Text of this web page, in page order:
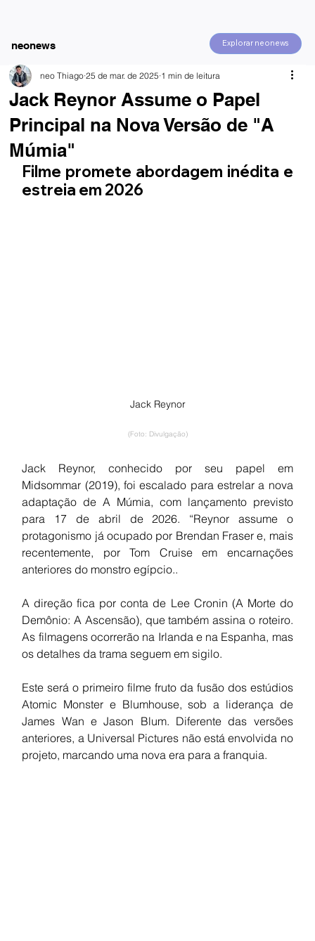
Explorar neonews
neonews
Jack Reynor Assume o Papel
Principal na Nova Versão de "A
Múmia"
neo Thiago 25 de mar. de 2025 1 min de leitura
Filme promete abordagem inédita e
estreia em 2026
Jack Reynor
(Foto: Divulgação)
Jack Reynor, conhecido por seu papel em
Midsommar (2019), foi escalado para estrelar a nova
adaptação de A Múmia, com lançamento previsto
para 17 de abril de 2026. “Reynor assume o
protagonismo já ocupado por Brendan Fraser e, mais
recentemente, por Tom Cruise em encarnações
anteriores do monstro egípcio..
A direção fica por conta de Lee Cronin (A Morte do
Demônio: A Ascensão), que também assina o roteiro.
As filmagens ocorrerão na Irlanda e na Espanha, mas
os detalhes da trama seguem em sigilo.
Este será o primeiro filme fruto da fusão dos estúdios
Atomic Monster e Blumhouse, sob a liderança de
James Wan e Jason Blum. Diferente das versões
anteriores, a Universal Pictures não está envolvida no
projeto, marcando uma nova era para a franquia.